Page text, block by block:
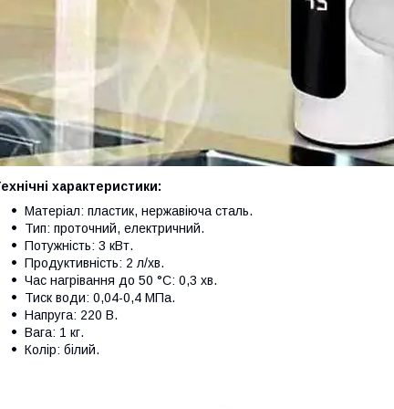
характеристики:
Матеріал: пластик, нержавіюча сталь.
Тип: проточний, електричний.
Потужність: 3 кВт.
Продуктивність: 2 л/хв.
Час нагрівання до 50 °C: 0,3 хв.
Тиск води: 0,04-0,4 МПа.
Напруга: 220 В.
Вага: 1 кг.
Колір: білий.